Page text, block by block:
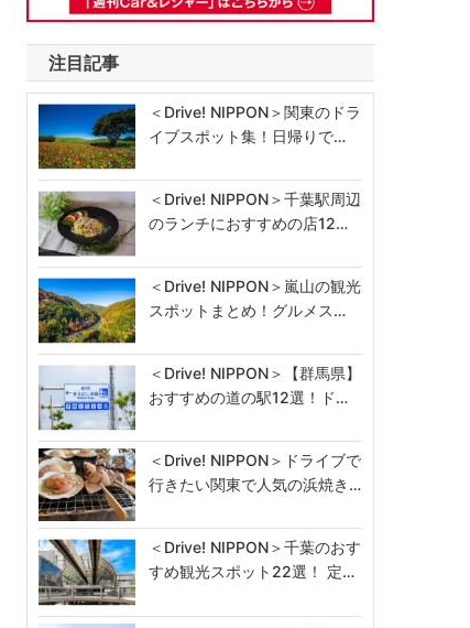
注目記事
＜Drive! NIPPON＞関東のドラ
イブスポット集！日帰りで…
＜Drive! NIPPON＞千葉駅周辺
のランチにおすすめの店12…
＜Drive! NIPPON＞嵐山の観光
スポットまとめ！グルメス…
＜Drive! NIPPON＞【群馬県】
おすすめの道の駅12選！ド…
＜Drive! NIPPON＞ドライブで
行きたい関東で人気の浜焼き…
＜Drive! NIPPON＞千葉のおす
すめ観光スポット22選！ 定…